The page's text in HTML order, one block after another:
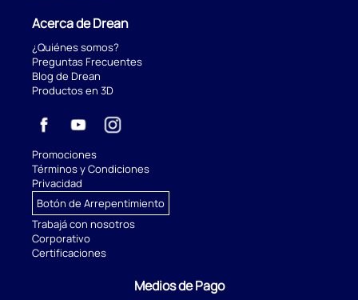
Acerca de Drean
¿Quiénes somos?
Preguntas Frecuentes
Blog de Drean
Productos en 3D
Promociones
Términos y Condiciones
Privacidad
Botón de Arrepentimiento
Trabajá con nosotros
Corporativo
Certificaciones
Medios de Pago